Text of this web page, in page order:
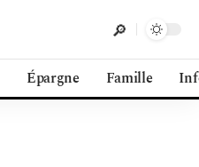
Épargne Famille